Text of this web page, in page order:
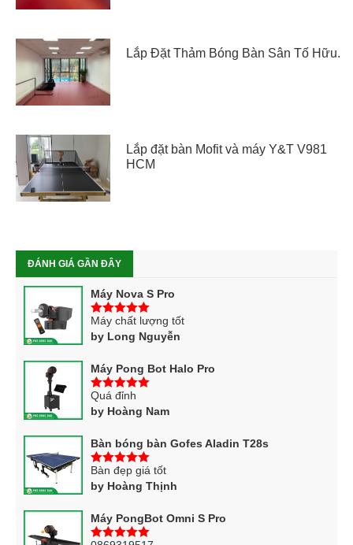
Lắp Đặt Thảm Bóng Bàn Sân Tố Hữu.
Lắp đặt bàn Mofit và máy Y&T V981
HCM
ĐÁNH GIÁ GẦN ĐÂY
Máy Nova S Pro
5trên 5
Máy chất lượng tốt
by Long Nguyễn
Máy Pong Bot Halo Pro
5trên 5
Quá đỉnh
by Hoàng Nam
Bàn bóng bàn Gofes Aladin T28s
5trên 5
Bàn đẹp giá tốt
by Hoàng Thịnh
Máy PongBot Omni S Pro